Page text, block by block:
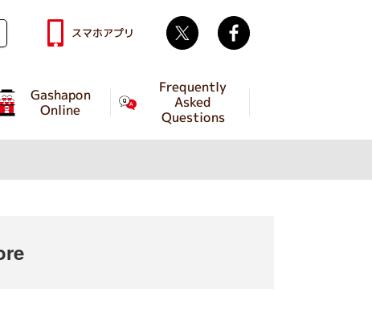
Gashapon
Online
Frequently
Asked
Questions
スマホアプリ Twitter